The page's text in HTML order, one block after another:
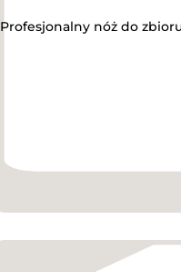
Profesjonalny nóż do